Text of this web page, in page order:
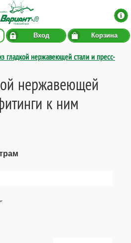
Вход Корзина
гладкой нержавеющей стали и пресс-
нержавеющей
к ним